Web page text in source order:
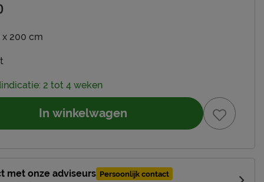
x 200 cm
2 tot 4 weken
In winkelwagen
met onze adviseurs Persoonlijk contact